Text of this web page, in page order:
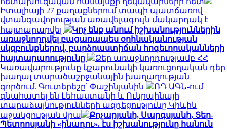
Իտալիայի 27 քաղաքներում տապի պատճառով
վտանգավորության առավելագույն մակարդակ է
հայտարարվել
Կոչ ենք անում իշխանություններին
առաջնորդվել բացառապես օրինականության
սկզբունքներով. բարձրաստիճան հոգեւորականների
հայտարարությունը
Ձեր առաջնորդությամբ ՀՀ
Կառավարությունը կշարունակի կառուցողական դեր
խաղալ տարածաշրջանային խաղաղության
գործում. Գուտերեշը՝ Փաշինյանին
ՌԴ ԱԳՆ-ում
գնահատել են Լեհաստանի և Ուկրաինայի
տարաձայնությունների ազդեցությունը Կիևին
աջակցության վրա
Քոչարյանի, Սարգսյանի, Տեր-
Պետրոսյանի «ինադու». էս իշխանությունը հանուն